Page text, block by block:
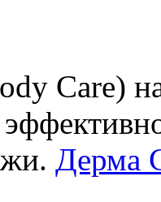
Care)
Дерма